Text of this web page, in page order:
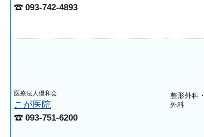
093-742-4893
医療法人優和会
こが医院
093-751-6200
整形外科・
外科